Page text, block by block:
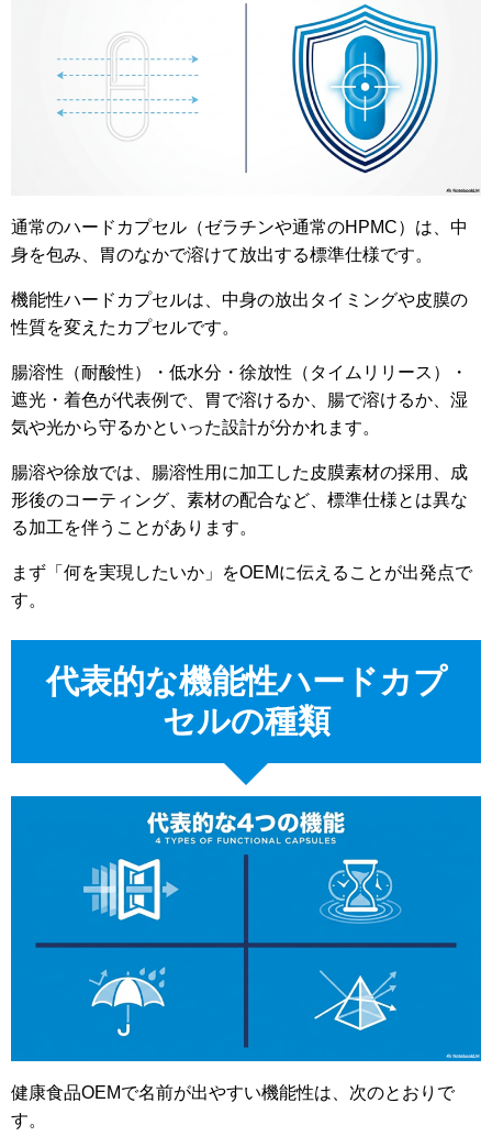
通常のハードカプセル（ゼラチンや通常のHPMC）は、中
身を包み、胃のなかで溶けて放出する標準仕様です。
機能性ハードカプセルは、中身の放出タイミングや皮膜の
性質を変えたカプセルです。
腸溶性（耐酸性）・低水分・徐放性（タイムリリース）・
遮光・着色が代表例で、胃で溶けるか、腸で溶けるか、湿
気や光から守るかといった設計が分かれます。
腸溶や徐放では、腸溶性用に加工した皮膜素材の採用、成
形後のコーティング、素材の配合など、標準仕様とは異な
る加工を伴うことがあります。
まず「何を実現したいか」をOEMに伝えることが出発点で
す。
代表的な機能性ハードカプ
セルの種類
健康食品OEMで名前が出やすい機能性は、次のとおりで
す。